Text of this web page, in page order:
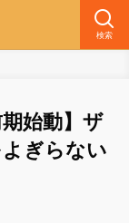
検索
期始動】ザ
ぎらない